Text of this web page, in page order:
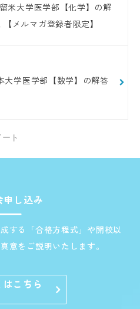
米大学医学部【化学】の解
メルマガ登録者限定】
大学医学部【数学】の解答
ート
申し込み
する「合格方程式」や開校以
意をご説明いたします。
こちら